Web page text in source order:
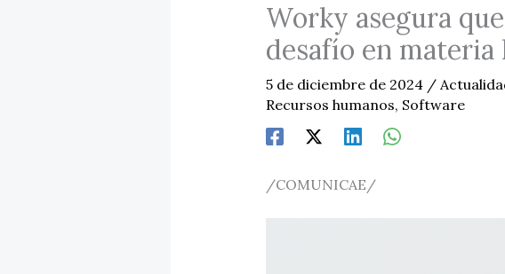
Worky asegura
desafío en materia
5 de diciembre de 2024 /
Recursos humanos, Software
/COMUNICAE/